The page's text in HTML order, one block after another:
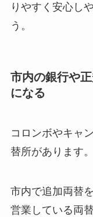
りやすく安心し
う。
市内の銀行や
になる
コロンボやキャ
替所があります。
市内で追加両替
営業している両